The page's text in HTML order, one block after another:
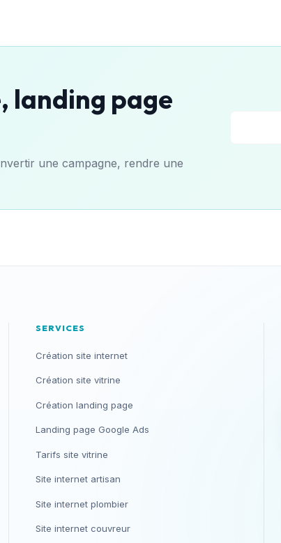
landing page
une campagne, rendre une
SERVICES
Création site internet
Création site vitrine
Création landing page
Landing page Google Ads
Tarifs site vitrine
Site internet artisan
Site internet plombier
Site internet couvreur